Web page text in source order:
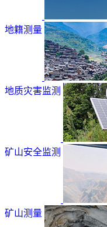
地籍测量
地质灾害监测
矿山安全监测
矿山测量